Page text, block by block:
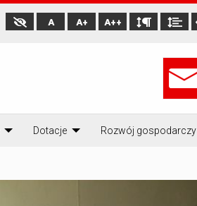
A A+ A++
Dotacje Rozwój gospodarczy